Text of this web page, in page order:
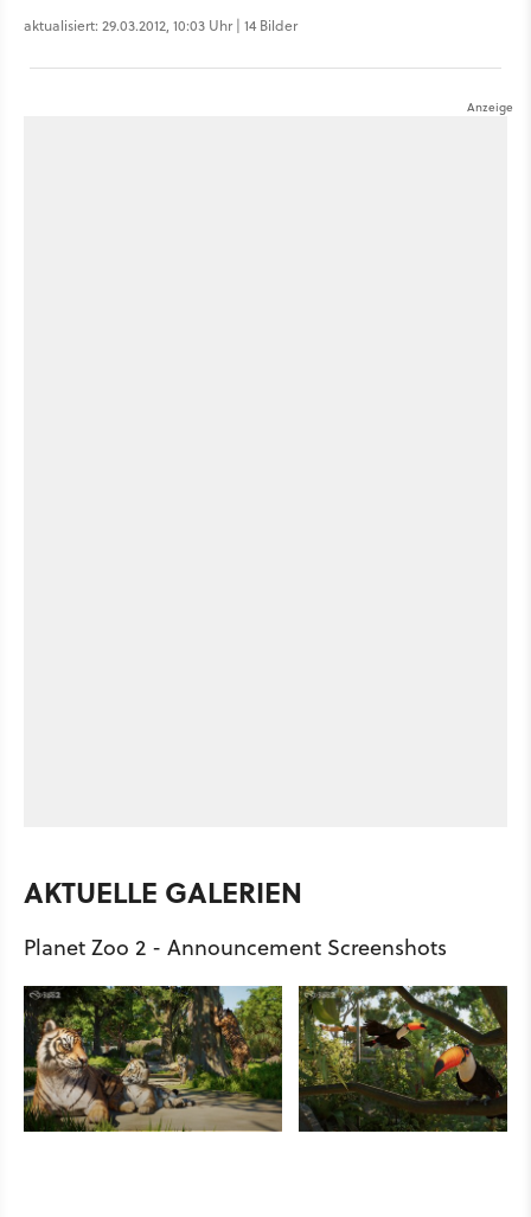
aktualisiert: 29.03.2012, 10:03 Uhr | 14 Bilder
AKTUELLE GALERIEN
Planet Zoo 2 - Announcement Screenshots